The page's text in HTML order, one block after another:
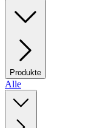
Produkte
Alle